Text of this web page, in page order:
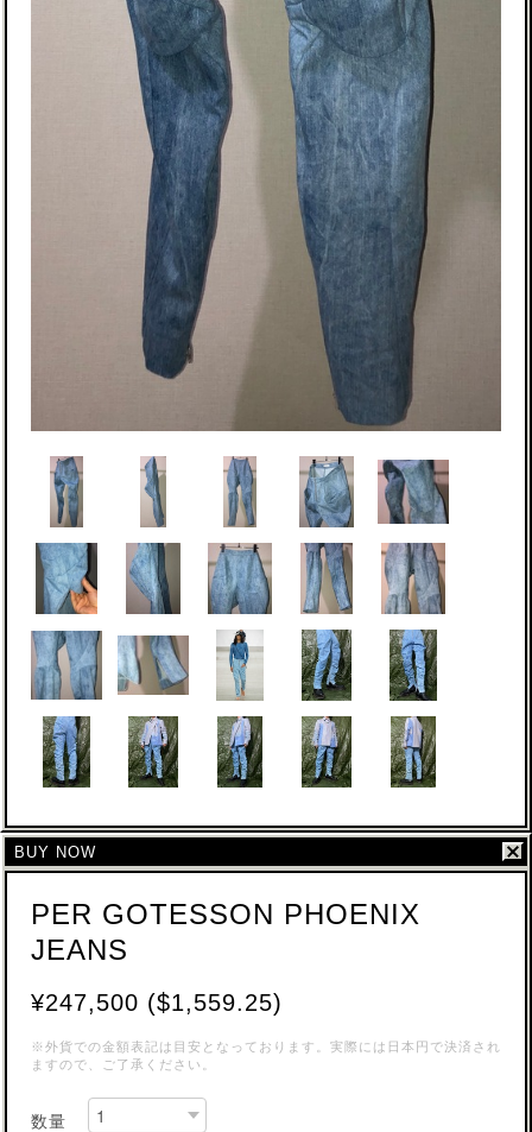
BUY NOW
PER GOTESSON PHOENIX
JEANS
¥247,500 ($1,559.25)
※外貨での金額表記は目安となっております。実際には日本円で決済され
ますので、ご了承ください。
数量